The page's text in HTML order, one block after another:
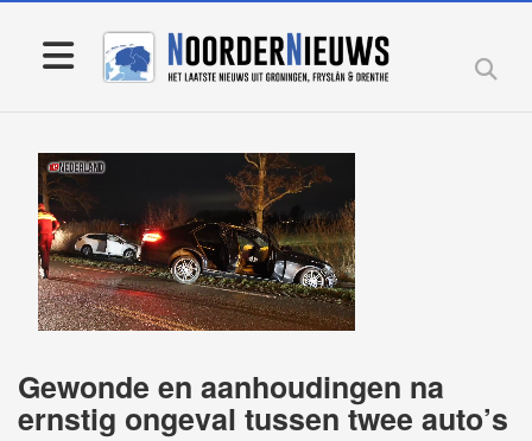
Gewonde en aanhoudingen na
ernstig ongeval tussen twee auto’s